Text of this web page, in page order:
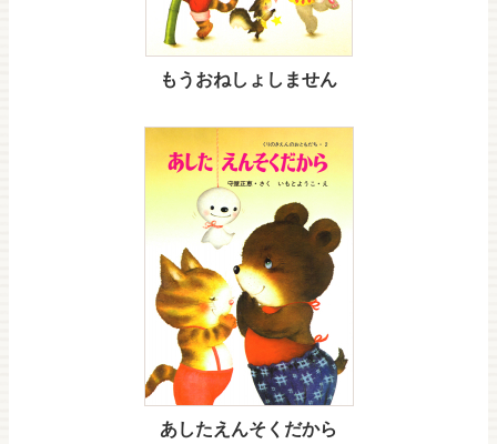
もうおねしょしません
あしたえんそくだから